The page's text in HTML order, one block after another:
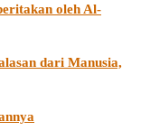
oleh Al-
dari Manusia,